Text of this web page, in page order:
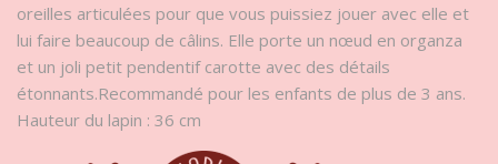
oreilles articulées pour que vous puissiez jouer avec elle et
lui faire beaucoup de câlins. Elle porte un nœud en organza
et un joli petit pendentif carotte avec des détails
étonnants.Recommandé pour les enfants de plus de 3 ans.
Hauteur du lapin : 36 cm